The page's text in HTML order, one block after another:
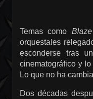
Temas como
orquestales
esconderse tras
cinematográfico y
Lo que no ha
Dos décadas